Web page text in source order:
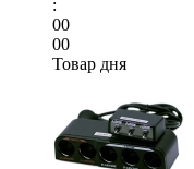
:
00
00
Товар дня